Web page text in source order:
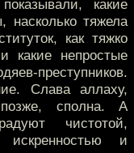
какие
насколько тяжела
как тяжко
какие непростые
преступников.
Слава аллаху,
сполна. А
чистотой,
искренностью и